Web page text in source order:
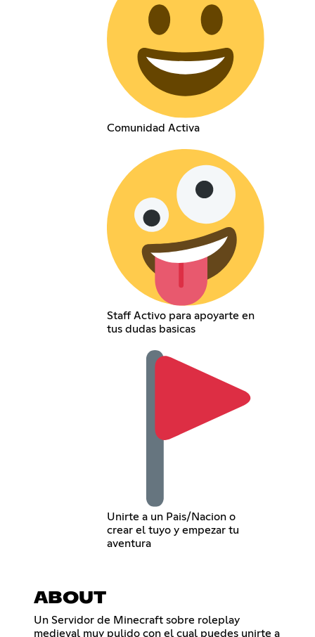
Comunidad Activa
Staff Activo para apoyarte en
tus dudas basicas
Unirte a un Pais/Nacion o
crear el tuyo y empezar tu
aventura
ABOUT
Un Servidor de Minecraft sobre roleplay
medieval muy pulido con el cual puedes unirte a